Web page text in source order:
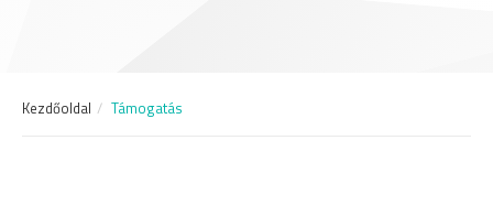
Kezdőoldal Támogatás